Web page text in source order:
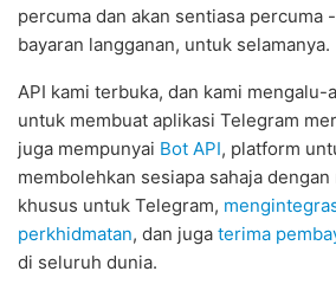
percuma dan akan sentiasa percuma
bayaran langganan, untuk selamanya.
API kami terbuka, dan kami
untuk membuat aplikasi Telegram
juga mempunyai Bot API, platform
membolehkan sesiapa sahaja
khusus untuk Telegram,
perkhidmatan, dan juga terima
di seluruh dunia.